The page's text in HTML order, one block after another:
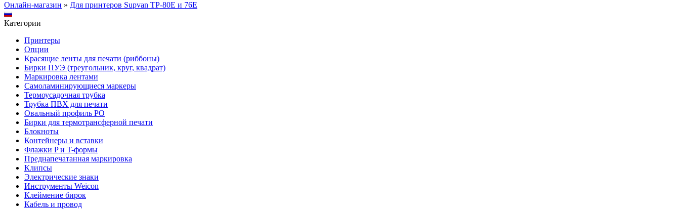
Онлайн-магазин » Для принтеров Supvan TP-80E и 76E
Категории
Принтеры
Опции
Красящие ленты для печати (риббоны)
Бирки ПУЭ (треугольник, круг, квадрат)
Маркировка лентами
Самоламинирующиеся маркеры
Термоусадочная трубка
Трубка ПВХ для печати
Овальный профиль PO
Бирки для термотрансферной печати
Блокноты
Контейнеры и вставки
Флажки P и T-формы
Преднапечатанная маркировка
Клипсы
Электрические знаки
Инструменты Weicon
Клеймение бирок
Кабель и провод